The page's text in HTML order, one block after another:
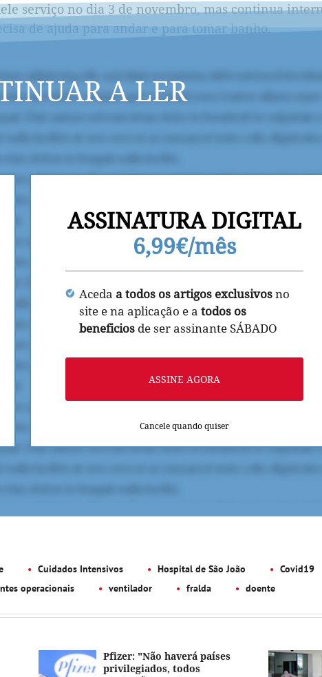
serviço no dia 3 de novembro, mas continua
de ajuda para andar e para tomar banho.
A LER
ASSINATURA DIGITAL
6,99€/mês
Aceda a todos os artigos exclusivosno
site e na aplicação e a todos os
beneficios de ser assinante SÁBADO
ASSINE AGORA
Cancele quando quiser
Cuidados Intensivos Hospital de São João Covid19
operacionais ventilador fralda doente
Pfizer: "Não haverá países
privilegiados, todos